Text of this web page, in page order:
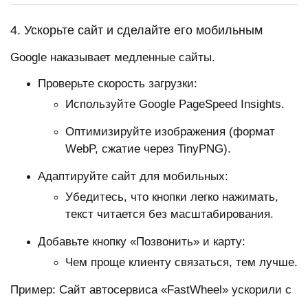
4. Ускорьте сайт и сделайте его мобильным
Google наказывает медленные сайты.
Проверьте скорость загрузки:
Используйте Google PageSpeed Insights.
Оптимизируйте изображения (формат
WebP, сжатие через TinyPNG).
Адаптируйте сайт для мобильных:
Убедитесь, что кнопки легко нажимать,
текст читается без масштабирования.
Добавьте кнопку «Позвонить» и карту:
Чем проще клиенту связаться, тем лучше.
Пример: Сайт автосервиса «FastWheel» ускорили с